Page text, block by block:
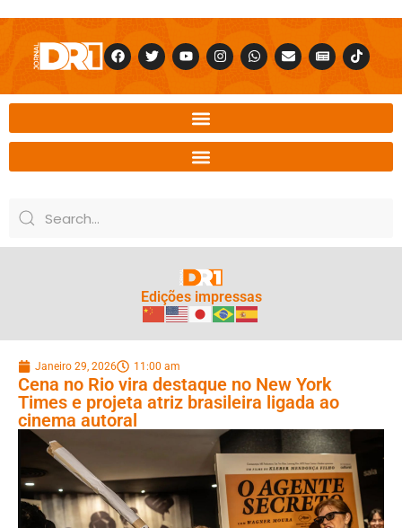
Edições impressas
Janeiro 29, 2026 11:00 am
Cena no Rio vira destaque no New York
Times e projeta atriz brasileira ligada ao
cinema autoral